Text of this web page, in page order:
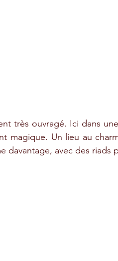
très ouvragé. Ici dans
magique. Un lieu au
davantage, avec des riads